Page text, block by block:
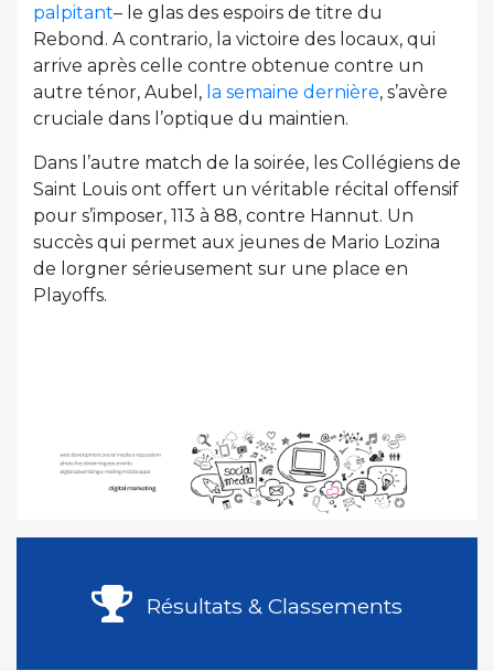
palpitant– le glas des espoirs de titre du
Rebond. A contrario, la victoire des locaux, qui
arrive après celle contre obtenue contre un
autre ténor, Aubel, la semaine dernière, s’avère
cruciale dans l’optique du maintien.
Dans l’autre match de la soirée, les Collégiens de
Saint Louis ont offert un véritable récital offensif
pour s’imposer, 113 à 88, contre Hannut. Un
succès qui permet aux jeunes de Mario Lozina
de lorgner sérieusement sur une place en
Playoffs.
Résultats & Classements